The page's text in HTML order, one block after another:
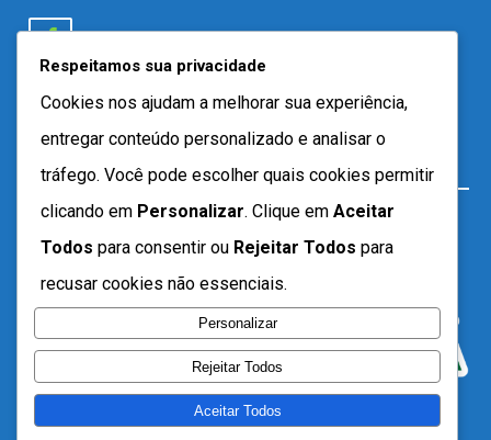
Respeitamos sua privacidade
Cookies nos ajudam a melhorar sua experiência,
entregar conteúdo personalizado e analisar o
tráfego. Você pode escolher quais cookies permitir
clicando em Personalizar. Clique em Aceitar
Todos para consentir ou Rejeitar Todos para
recusar cookies não essenciais.
Personalizar
Rejeitar Todos
Aceitar Todos